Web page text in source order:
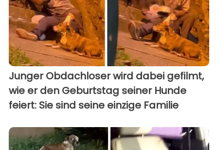
Junger Obdachloser wird dabei gefilmt,
wie er den Geburtstag seiner Hunde
feiert: Sie sind seine einzige Familie